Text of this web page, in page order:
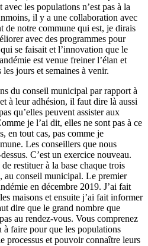
les populations n’est pas à la
il y a une collaboration avec
de notre commune qui est, je dirais
avec des programmes pour
se faisait et l’innovation que le
est venue freiner l’élan et
jours et semaines à venir.
du conseil municipal par rapport à
à leur adhésion, il faut dire là aussi
qu’elles peuvent assister aux
je l’ai dit, elles ne sont pas à ce
en tout cas, pas comme je
Les conseillers que nous
C’est un exercice nouveau.
restituer à la base chaque trois
au conseil municipal. Le premier
en décembre 2019. J’ai fait
maisons et ensuite j’ai fait informer
dire que le grand nombre que
au rendez-vous. Vous comprenez
à faire pour que les populations
processus et pouvoir connaître leurs